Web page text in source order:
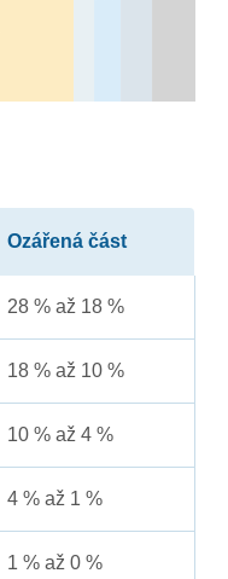
Ozářená část
28 % až 18 %
18 % až 10 %
10 % až 4 %
4 % až 1 %
1 % až 0 %